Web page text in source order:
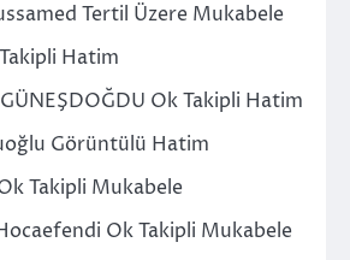
Tertil Üzere Mukabele
Hatim
Ok Takipli Hatim
Görüntülü Hatim
Takipli Mukabele
Ok Takipli Mukabele